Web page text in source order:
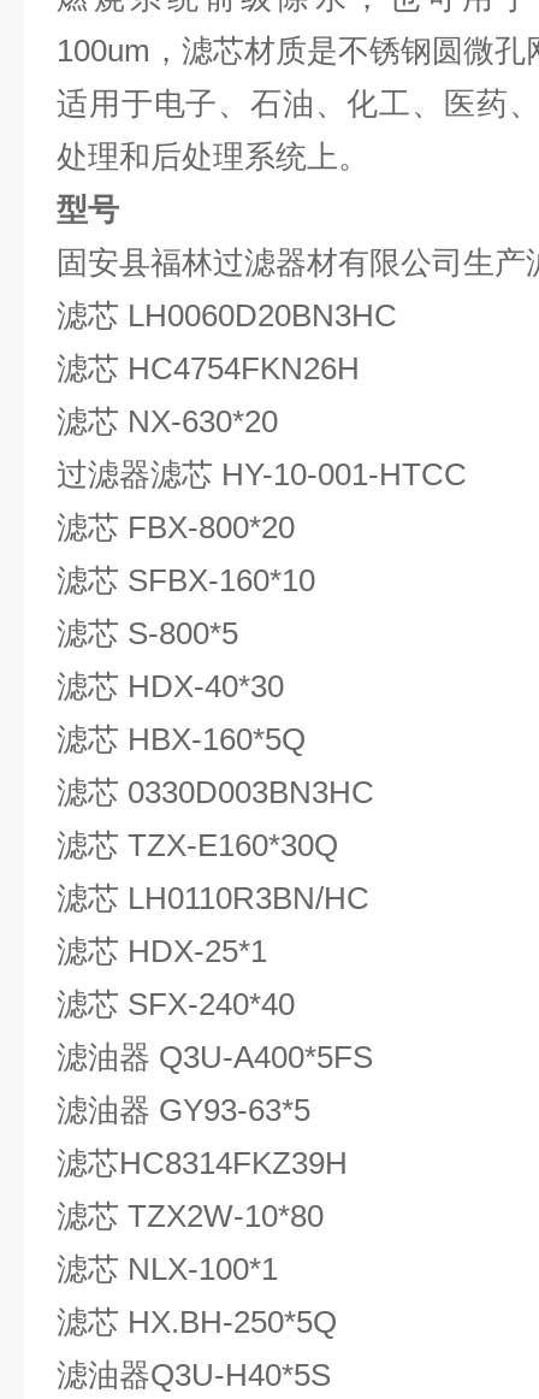
100um，滤芯材质是不锈钢圆微孔
适用于电子、石油、化工、医药
处理和后处理系统上。
型号
固安县福林过滤器材有限公司生
滤芯 LH0060D20BN3HC
滤芯 HC4754FKN26H
滤芯 NX-630*20
过滤器滤芯 HY-10-001-HTCC
滤芯 FBX-800*20
滤芯 SFBX-160*10
滤芯 S-800*5
滤芯 HDX-40*30
滤芯 HBX-160*5Q
滤芯 0330D003BN3HC
滤芯 TZX-E160*30Q
滤芯 LH0110R3BN/HC
滤芯 HDX-25*1
滤芯 SFX-240*40
滤油器 Q3U-A400*5FS
滤油器 GY93-63*5
滤芯HC8314FKZ39H
滤芯 TZX2W-10*80
滤芯 NLX-100*1
滤芯 HX.BH-250*5Q
滤油器Q3U-H40*5S